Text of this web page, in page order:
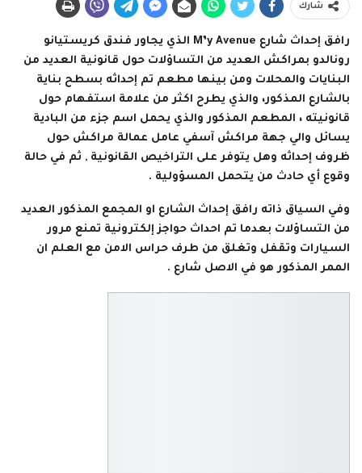
شارك
رافق إحداث شارع M’y Avenue الذي يجاور فندق كريستيانو
رونالدو بمراكش العديد من التساؤلات حول قانونية العديد من
البنايات والمحلات ومن بينها مطعم تم إحداثه بسطح بناية
بالشارع المذكور، والذي يطرح اكثر من علامة استفهام حول
قانونيته ، المطعم المذكور والذي يحمل اسم جزء من البادية
يسائل والي جهة مراكش آسفي عامل عمالة مراكش حول
ظروف إحداثه وهل يتوفر على التراخيص القانونية , ثم في حالة
وقوع أي حادث من يتحمل المسؤولية .
وفي السياق ذاته رافق إحداث الشارع او المجمع المذكور العديد
من التساؤلات بعدما تم احداث حواجز إلكترونية تمنع مرور
السيارات وتقفل وتغلق من طرف حراس الامن مع العلم ان
الممر المذكور هو في الاصل شارع .